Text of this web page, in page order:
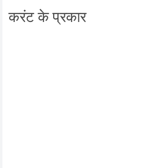
करंट के प्रकार